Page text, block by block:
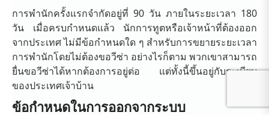
การพำนักครั้งแรกจำกัดอยู่ที่ 90 วัน ภายในระยะเวลา 180
วัน เมื่อครบกำหนดแล้ว นักการทูตหรือเจ้าหน้าที่ต้องออก
จากประเทศ ไม่มีข้อกำหนดใด ๆ สำหรับการขยายระยะเวลา
การพำนักโดยไม่ต้องขอวีซ่า อย่างไรก็ตาม พวกเขาสามารถ
ยื่นขอวีซ่าได้หากต้องการอยู่ต่อ แต่ทั้งนี้ขึ้นอยู่กับระเบียบ
ของประเทศเจ้าบ้าน
ข้อกำหนดในการออกจากระบบ